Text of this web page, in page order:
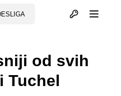
Otvori profil
od svih
Tuchel